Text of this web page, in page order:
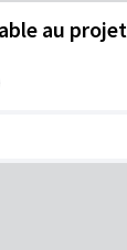
au projet